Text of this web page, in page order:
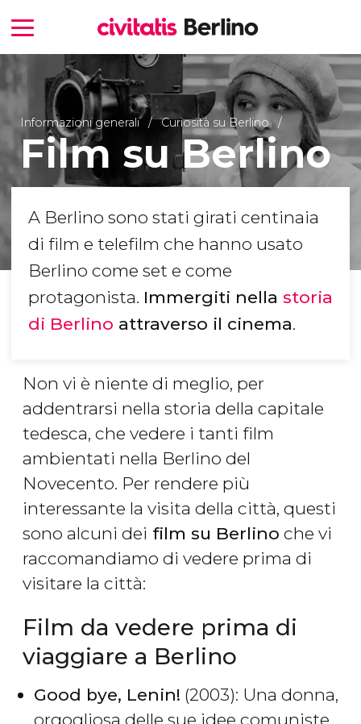
Informazioni generali Curiosità su Berlino
Film su Berlino
A Berlino sono stati girati centinaia
di film e telefilm che hanno usato
Berlino come set e come
protagonista. Immergiti nella storia
di Berlino attraverso il cinema.
Non vi è niente di meglio, per
addentrarsi nella storia della capitale
tedesca, che vedere i tanti film
ambientati nella Berlino del
Novecento. Per rendere più
interessante la visita della città, questi
sono alcuni dei film su Berlino che vi
raccomandiamo di vedere prima di
visitare la città:
Film da vedere prima di
viaggiare a Berlino
Good bye, Lenin! (2003): Una donna,
orgogliosa delle sue idee comuniste,